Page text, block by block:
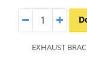
EXHAUST